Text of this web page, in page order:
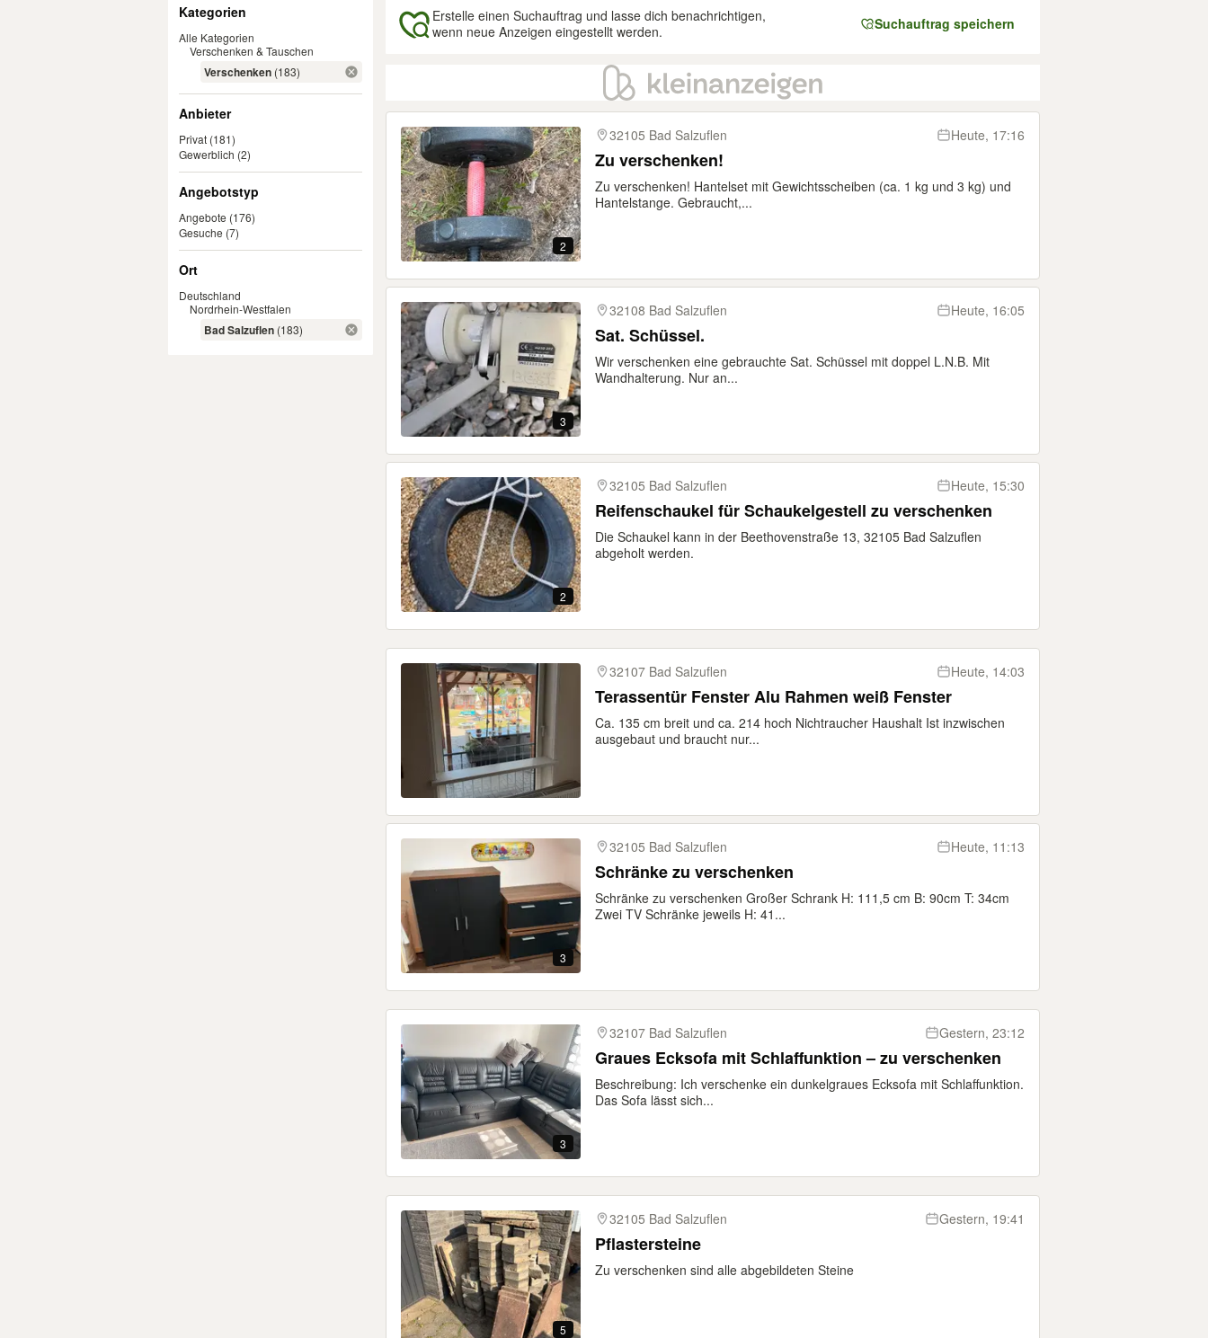
Kategorien
Alle Kategorien
Verschenken & Tauschen
Verschenken (183)
Anbieter
Privat (181)
Gewerblich (2)
Angebotstyp
Angebote (176)
Gesuche (7)
Ort
Deutschland
Nordrhein-Westfalen
Bad Salzuflen (183)
Erstelle einen Suchauftrag und lasse dich benachrichtigen,
wenn neue Anzeigen eingestellt werden.
Suchauftrag speichern
Ergebnisse
2
32105 Bad Salzuflen Heute, 17:16
Zu verschenken!
Zu verschenken! Hantelset mit Gewichtsscheiben (ca. 1 kg und 3 kg) und
Hantelstange. Gebraucht,...
3
32108 Bad Salzuflen Heute, 16:05
Sat. Schüssel.
Wir verschenken eine gebrauchte Sat. Schüssel mit doppel L.N.B. Mit
Wandhalterung. Nur an...
2
32105 Bad Salzuflen Heute, 15:30
Reifenschaukel für Schaukelgestell zu verschenken
Die Schaukel kann in der Beethovenstraße 13, 32105 Bad Salzuflen
abgeholt werden.
32107 Bad Salzuflen Heute, 14:03
Terassentür Fenster Alu Rahmen weiß Fenster
Ca. 135 cm breit und ca. 214 hoch Nichtraucher Haushalt Ist inzwischen
ausgebaut und braucht nur...
3
32105 Bad Salzuflen Heute, 11:13
Schränke zu verschenken
Schränke zu verschenken Großer Schrank H: 111,5 cm B: 90cm T: 34cm
Zwei TV Schränke jeweils H: 41...
3
32107 Bad Salzuflen Gestern, 23:12
Graues Ecksofa mit Schlaffunktion – zu verschenken
Beschreibung: Ich verschenke ein dunkelgraues Ecksofa mit Schlaffunktion.
Das Sofa lässt sich...
5
32105 Bad Salzuflen Gestern, 19:41
Pflastersteine
Zu verschenken sind alle abgebildeten Steine